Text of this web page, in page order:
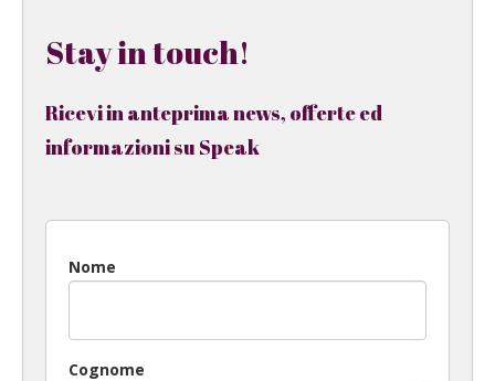
Stay in touch!
Ricevi in anteprima news, offerte ed
informazioni su Speak
Nome
Cognome